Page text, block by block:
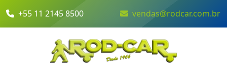
+55 11 2145 8500 vendas@rodcar.com.br